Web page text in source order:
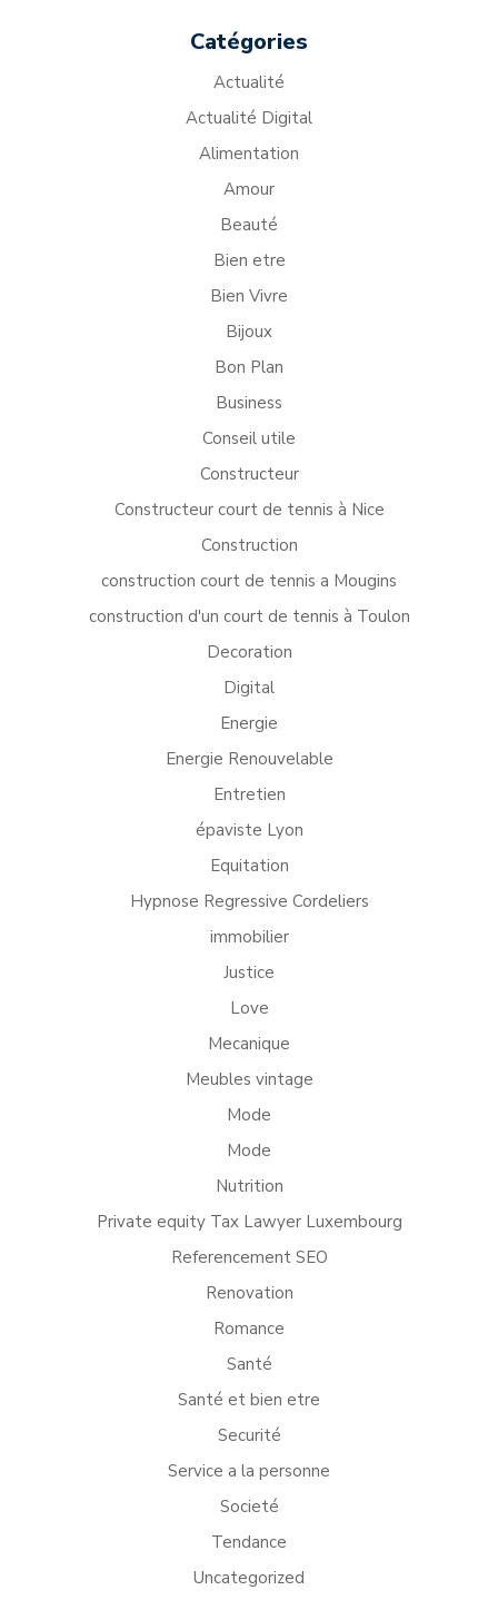
Catégories
Actualité
Actualité Digital
Alimentation
Amour
Beauté
Bien etre
Bien Vivre
Bijoux
Bon Plan
Business
Conseil utile
Constructeur
Constructeur court de tennis à Nice
Construction
construction court de tennis a Mougins
construction d'un court de tennis à Toulon
Decoration
Digital
Energie
Energie Renouvelable
Entretien
épaviste Lyon
Equitation
Hypnose Regressive Cordeliers
immobilier
Justice
Love
Mecanique
Meubles vintage
Mode
Mode
Nutrition
Private equity Tax Lawyer Luxembourg
Referencement SEO
Renovation
Romance
Santé
Santé et bien etre
Securité
Service a la personne
Societé
Tendance
Uncategorized